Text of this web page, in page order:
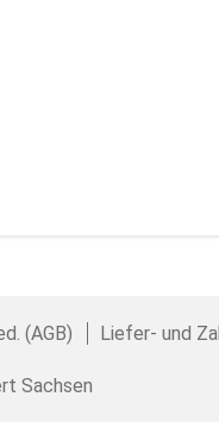
(AGB) Liefer- und